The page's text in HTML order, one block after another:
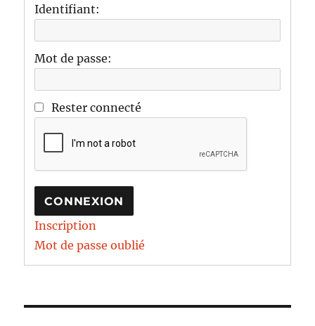
Identifiant:
Mot de passe:
Rester connecté
CONNEXION
Inscription
Mot de passe oublié